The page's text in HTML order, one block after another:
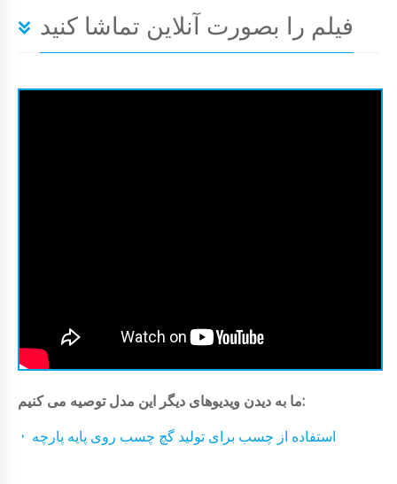
فیلم را بصورت آنلاین تماشا کنید
ما به دیدن ویدیوهای دیگر این مدل توصیه می کنیم:
استفاده از چسب برای تولید گچ چسب روی پایه پارچه